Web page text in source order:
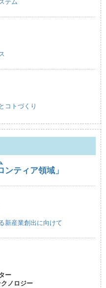
テム
コトづくり
ンティア領域」
新産業創出に向けて
ー
ノロジー